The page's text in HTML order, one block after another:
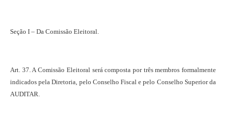
Seção I – Da Comissão Eleitoral.
Art. 37. A Comissão Eleitoral será composta por três membros formalmente
indicados pela Diretoria, pelo Conselho Fiscal e pelo Conselho Superior da
AUDITAR.